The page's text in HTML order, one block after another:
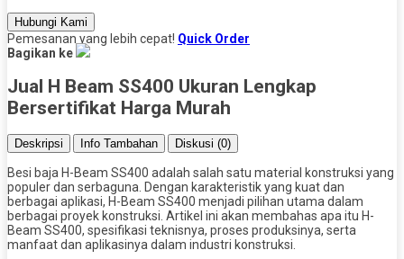
Hubungi Kami
Pemesanan yang lebih cepat! Quick Order
Bagikan ke
Jual H Beam SS400 Ukuran Lengkap
Bersertifikat Harga Murah
Deskripsi Info Tambahan Diskusi (0)
Besi baja H-Beam SS400 adalah salah satu material konstruksi yang
populer dan serbaguna. Dengan karakteristik yang kuat dan
berbagai aplikasi, H-Beam SS400 menjadi pilihan utama dalam
berbagai proyek konstruksi. Artikel ini akan membahas apa itu H-
Beam SS400, spesifikasi teknisnya, proses produksinya, serta
manfaat dan aplikasinya dalam industri konstruksi.